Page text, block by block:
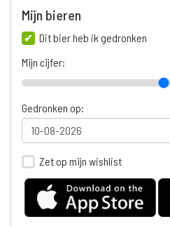
Mijn bieren
Dit bier heb ik gedronken
Mijn cijfer:
Gedronken op:
Zet op mijn wishlist